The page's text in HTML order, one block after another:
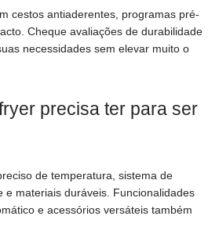
cestos antiaderentes, programas pré-
Cheque avaliações de durabilidade
necessidades sem elevar muito o
precisa ter para ser
de temperatura, sistema de
e materiais duráveis. Funcionalidades
e acessórios versáteis também